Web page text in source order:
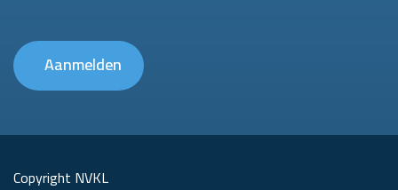
Aanmelden
Copyright NVKL